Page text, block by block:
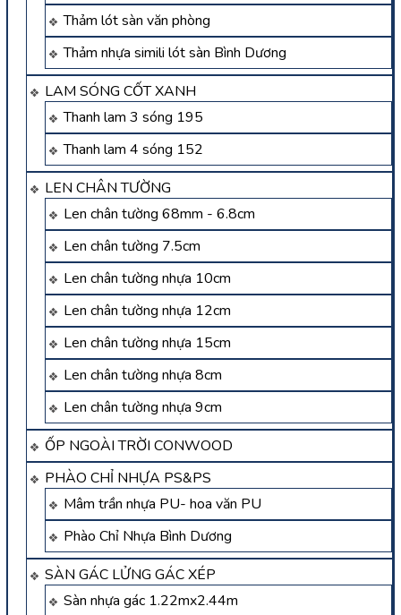
Thảm lót sàn văn phòng
Thảm nhựa simili lót sàn Bình Dương
LAM SÓNG CỐT XANH
Thanh lam 3 sóng 195
Thanh lam 4 sóng 152
LEN CHÂN TƯỜNG
Len chân tường 68mm - 6.8cm
Len chân tường 7.5cm
Len chân tường nhựa 10cm
Len chân tường nhựa 12cm
Len chân tường nhựa 15cm
Len chân tường nhựa 8cm
Len chân tường nhựa 9cm
ỐP NGOÀI TRỜI CONWOOD
PHÀO CHỈ NHỰA PS&PS
Mâm trần nhựa PU- hoa văn PU
Phào Chỉ Nhựa Bình Dương
SÀN GÁC LỬNG GÁC XÉP
Sàn nhựa gác 1.22mx2.44m